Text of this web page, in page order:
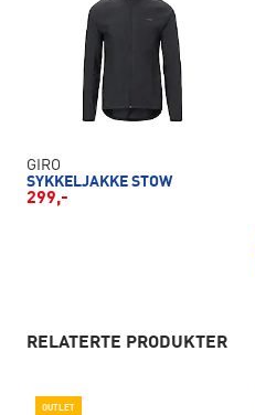
GIRO
SYKKELJAKKE STOW
299,-
RELATERTE PRODUKTER
OUTLET